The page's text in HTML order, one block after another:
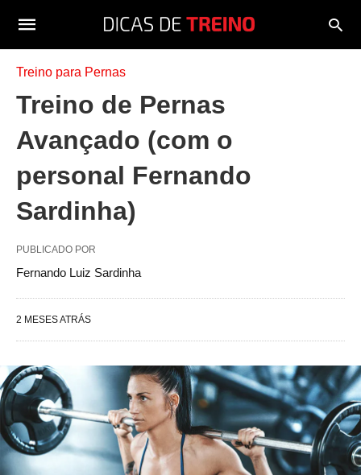
Treino para Pernas
Treino de Pernas
Avançado (com o
personal Fernando
Sardinha)
PUBLICADO POR
Fernando Luiz Sardinha
2 MESES ATRÁS